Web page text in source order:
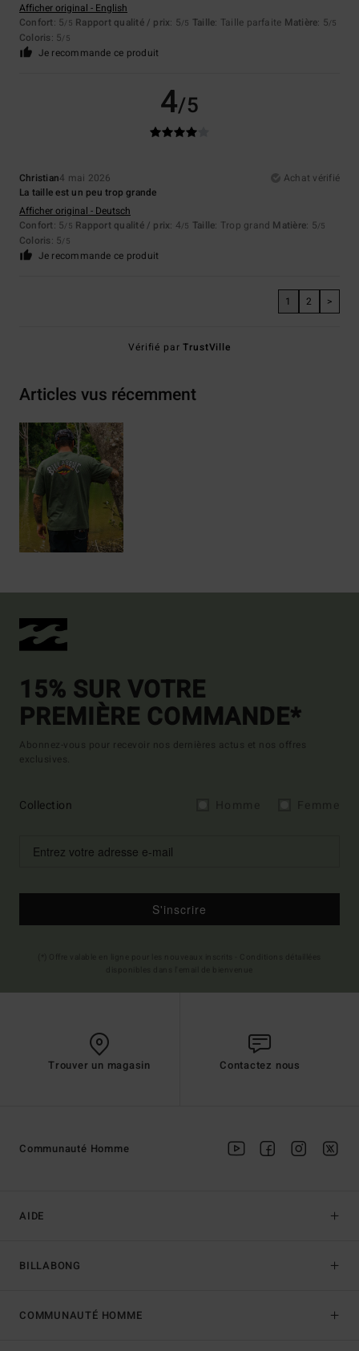
Afficher original - English
Confort: 5/5 Rapport qualité / prix: 5/5 Taille: Taille parfaite Matière: 5/5
Coloris: 5/5
Je recommande ce produit
4/5
Christian4 mai 2026
Achat vérifié
La taille est un peu trop grande
Afficher original - Deutsch
Confort: 5/5 Rapport qualité / prix: 4/5 Taille: Trop grand Matière: 5/5
Coloris: 5/5
Je recommande ce produit
1 2 >
Vérifié parTrustVille
Articles vus récemment
15% SUR VOTRE
PREMIÈRE COMMANDE*
Abonnez-vous pour recevoir nos dernières actus et nos offres
exclusives.
Collection
S'inscrire
Trouver un magasin Contactez nous
AIDE
BILLABONG
Communauté Homme
COMMUNAUTÉ HOMME